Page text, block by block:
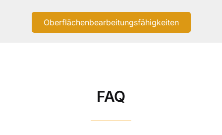
Oberflächenbearbeitungsfähigkeiten
FAQ